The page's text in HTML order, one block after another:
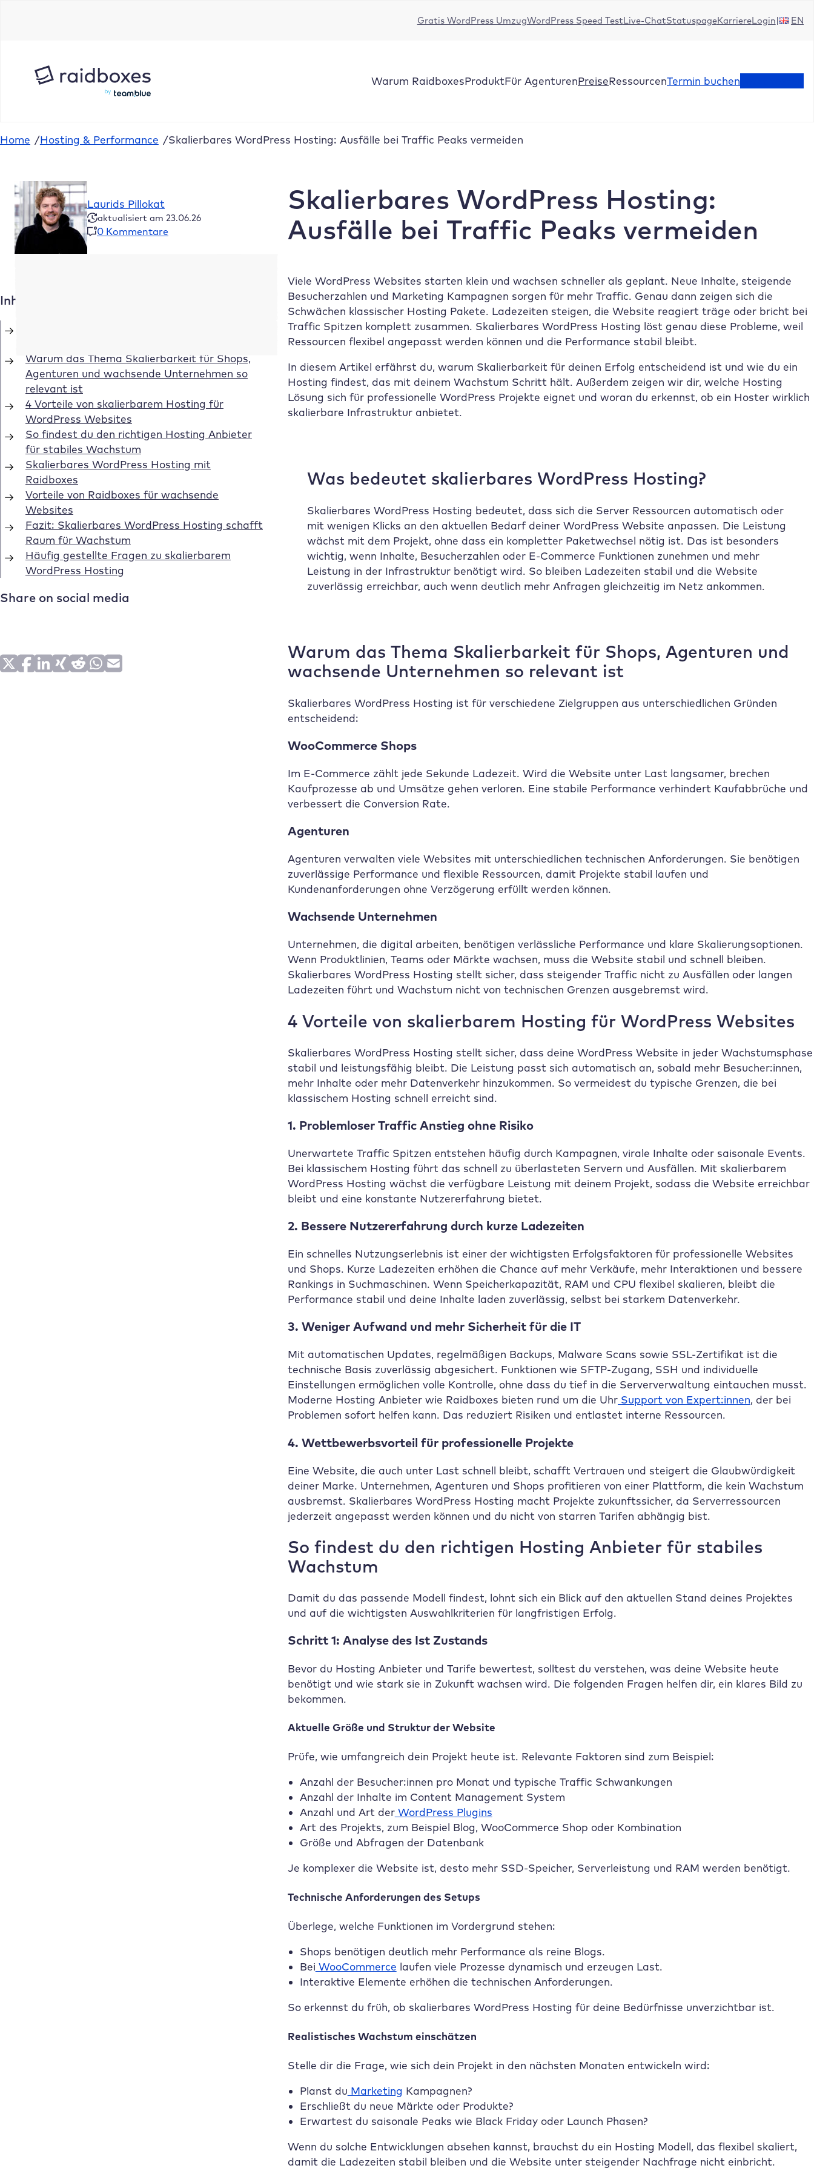
Gratis WordPress UmzugWordPress Speed TestLive-ChatStatuspageKarriereLogin EN
Warum RaidboxesProduktFür AgenturenPreiseRessourcenTermin buchen
Home /Hosting & Performance /Skalierbares WordPress Hosting: Ausfälle bei Traffic Peaks vermeiden
Skalierbares WordPress Hosting:
Ausfälle bei Traffic Peaks vermeiden
Viele WordPress Websites starten klein und wachsen schneller als geplant. Neue Inhalte, steigende
Besucherzahlen und Marketing Kampagnen sorgen für mehr Traffic. Genau dann zeigen sich die
Schwächen klassischer Hosting Pakete. Ladezeiten steigen, die Website reagiert träge oder bricht bei
Traffic Spitzen komplett zusammen. Skalierbares WordPress Hosting löst genau diese Probleme, weil
Ressourcen flexibel angepasst werden können und die Performance stabil bleibt.
In diesem Artikel erfährst du, warum Skalierbarkeit für deinen Erfolg entscheidend ist und wie du ein
Hosting findest, das mit deinem Wachstum Schritt hält. Außerdem zeigen wir dir, welche Hosting
Lösung sich für professionelle WordPress Projekte eignet und woran du erkennst, ob ein Hoster wirklich
skalierbare Infrastruktur anbietet.
Was bedeutet skalierbares WordPress Hosting?
Skalierbares WordPress Hosting bedeutet, dass sich die Server Ressourcen automatisch oder
mit wenigen Klicks an den aktuellen Bedarf deiner WordPress Website anpassen. Die Leistung
wächst mit dem Projekt, ohne dass ein kompletter Paketwechsel nötig ist. Das ist besonders
wichtig, wenn Inhalte, Besucherzahlen oder E-Commerce Funktionen zunehmen und mehr
Leistung in der Infrastruktur benötigt wird. So bleiben Ladezeiten stabil und die Website
zuverlässig erreichbar, auch wenn deutlich mehr Anfragen gleichzeitig im Netz ankommen.
Warum das Thema Skalierbarkeit für Shops, Agenturen und
wachsende Unternehmen so relevant ist
Skalierbares WordPress Hosting ist für verschiedene Zielgruppen aus unterschiedlichen Gründen
entscheidend:
WooCommerce Shops
Im E-Commerce zählt jede Sekunde Ladezeit. Wird die Website unter Last langsamer, brechen
Kaufprozesse ab und Umsätze gehen verloren. Eine stabile Performance verhindert Kaufabbrüche und
verbessert die Conversion Rate.
Agenturen
Agenturen verwalten viele Websites mit unterschiedlichen technischen Anforderungen. Sie benötigen
zuverlässige Performance und flexible Ressourcen, damit Projekte stabil laufen und
Kundenanforderungen ohne Verzögerung erfüllt werden können.
Wachsende Unternehmen
Unternehmen, die digital arbeiten, benötigen verlässliche Performance und klare Skalierungsoptionen.
Wenn Produktlinien, Teams oder Märkte wachsen, muss die Website stabil und schnell bleiben.
Skalierbares WordPress Hosting stellt sicher, dass steigender Traffic nicht zu Ausfällen oder langen
Ladezeiten führt und Wachstum nicht von technischen Grenzen ausgebremst wird.
4 Vorteile von skalierbarem Hosting für WordPress Websites
Skalierbares WordPress Hosting stellt sicher, dass deine WordPress Website in jeder Wachstumsphase
stabil und leistungsfähig bleibt. Die Leistung passt sich automatisch an, sobald mehr Besucher:innen,
mehr Inhalte oder mehr Datenverkehr hinzukommen. So vermeidest du typische Grenzen, die bei
klassischem Hosting schnell erreicht sind.
1. Problemloser Traffic Anstieg ohne Risiko
Unerwartete Traffic Spitzen entstehen häufig durch Kampagnen, virale Inhalte oder saisonale Events.
Bei klassischem Hosting führt das schnell zu überlasteten Servern und Ausfällen. Mit skalierbarem
WordPress Hosting wächst die verfügbare Leistung mit deinem Projekt, sodass die Website erreichbar
bleibt und eine konstante Nutzererfahrung bietet.
2. Bessere Nutzererfahrung durch kurze Ladezeiten
Ein schnelles Nutzungserlebnis ist einer der wichtigsten Erfolgsfaktoren für professionelle Websites
und Shops. Kurze Ladezeiten erhöhen die Chance auf mehr Verkäufe, mehr Interaktionen und bessere
Rankings in Suchmaschinen. Wenn Speicherkapazität, RAM und CPU flexibel skalieren, bleibt die
Performance stabil und deine Inhalte laden zuverlässig, selbst bei starkem Datenverkehr.
3. Weniger Aufwand und mehr Sicherheit für die IT
Mit automatischen Updates, regelmäßigen Backups, Malware Scans sowie SSL-Zertifikat ist die
technische Basis zuverlässig abgesichert. Funktionen wie SFTP-Zugang, SSH und individuelle
Einstellungen ermöglichen volle Kontrolle, ohne dass du tief in die Serververwaltung eintauchen musst.
Moderne Hosting Anbieter wie Raidboxes bieten rund um die Uhr Support von Expert:innen, der bei
Problemen sofort helfen kann. Das reduziert Risiken und entlastet interne Ressourcen.
4. Wettbewerbsvorteil für professionelle Projekte
Eine Website, die auch unter Last schnell bleibt, schafft Vertrauen und steigert die Glaubwürdigkeit
deiner Marke. Unternehmen, Agenturen und Shops profitieren von einer Plattform, die kein Wachstum
ausbremst. Skalierbares WordPress Hosting macht Projekte zukunftssicher, da Serverressourcen
jederzeit angepasst werden können und du nicht von starren Tarifen abhängig bist.
So findest du den richtigen Hosting Anbieter für stabiles
Wachstum
Damit du das passende Modell findest, lohnt sich ein Blick auf den aktuellen Stand deines Projektes
und auf die wichtigsten Auswahlkriterien für langfristigen Erfolg.
Schritt 1: Analyse des Ist Zustands
Bevor du Hosting Anbieter und Tarife bewertest, solltest du verstehen, was deine Website heute
benötigt und wie stark sie in Zukunft wachsen wird. Die folgenden Fragen helfen dir, ein klares Bild zu
bekommen.
Aktuelle Größe und Struktur der Website
Prüfe, wie umfangreich dein Projekt heute ist. Relevante Faktoren sind zum Beispiel:
Anzahl der Besucher:innen pro Monat und typische Traffic Schwankungen
Anzahl der Inhalte im Content Management System
Anzahl und Art derWordPress Plugins
Art des Projekts, zum Beispiel Blog, WooCommerce Shop oder Kombination
Größe und Abfragen der Datenbank
Je komplexer die Website ist, desto mehr SSD-Speicher, Serverleistung und RAM werden benötigt.
Technische Anforderungen des Setups
Überlege, welche Funktionen im Vordergrund stehen:
Shops benötigen deutlich mehr Performance als reine Blogs.
Bei WooCommerce laufen viele Prozesse dynamisch und erzeugen Last.
Interaktive Elemente erhöhen die technischen Anforderungen.
So erkennst du früh, ob skalierbares WordPress Hosting für deine Bedürfnisse unverzichtbar ist.
Realistisches Wachstum einschätzen
Stelle dir die Frage, wie sich dein Projekt in den nächsten Monaten entwickeln wird:
Planst du Marketing Kampagnen?
Erschließt du neue Märkte oder Produkte?
Erwartest du saisonale Peaks wie Black Friday oder Launch Phasen?
Wenn du solche Entwicklungen absehen kannst, brauchst du ein Hosting Modell, das flexibel skaliert,
damit die Ladezeiten stabil bleiben und die Website unter steigender Nachfrage nicht einbricht.
Laurids Pillokat
aktualisiert am 23.06.26
0 Kommentare
Inhaltsverzeichnis
Warum das Thema Skalierbarkeit für Shops,
Agenturen und wachsende Unternehmen so
relevant ist
4 Vorteile von skalierbarem Hosting für
WordPress Websites
So findest du den richtigen Hosting Anbieter
für stabiles Wachstum
Skalierbares WordPress Hosting mit
Raidboxes
Vorteile von Raidboxes für wachsende
Websites
Fazit: Skalierbares WordPress Hosting schafft
Raum für Wachstum
Häufig gestellte Fragen zu skalierbarem
WordPress Hosting
Share on social media